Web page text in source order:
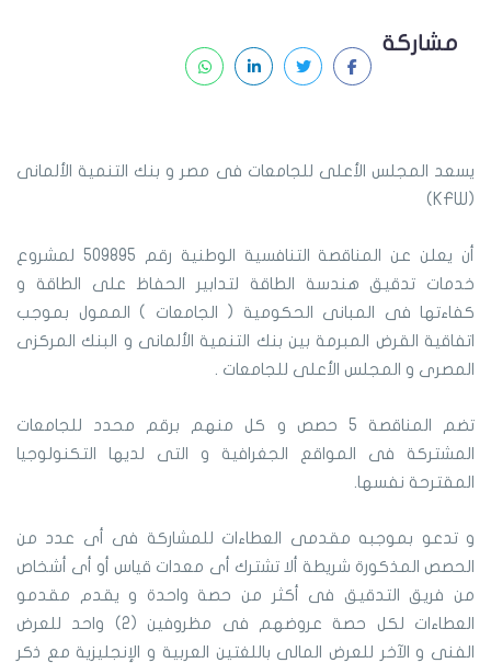
مشاركة
يسعد المجلس الأعلى للجامعات فى مصر و بنك التنمية الألمانى
(KFW)
أن يعلن عن المناقصة التنافسية الوطنية رقم 509895 لمشروع
خدمات تدقيق هندسة الطاقة لتدابير الحفاظ على الطاقة و
كفاءتها فى المبانى الحكومية ( الجامعات ) الممول بموجب
اتفاقية القرض المبرمة بين بنك التنمية الألمانى و البنك المركزى
المصرى و المجلس الأعلى للجامعات .
تضم المناقصة 5 حصص و كل منهم برقم محدد للجامعات
المشتركة فى المواقع الجغرافية و التى لديها التكنولوجيا
المقترحة نفسها.
و تدعو بموجبه مقدمى العطاءات للمشاركة فى أى عدد من
الحصص المذكورة شريطة ألا تشترك أى معدات قياس أو أى أشخاص
من فريق التدقيق فى أكثر من حصة واحدة و يقدم مقدمو
العطاءات لكل حصة عروضهم فى مظروفين (2) واحد للعرض
الفنى و الآخر للعرض المالى باللغتين العربية و الإنجليزية مع ذكر